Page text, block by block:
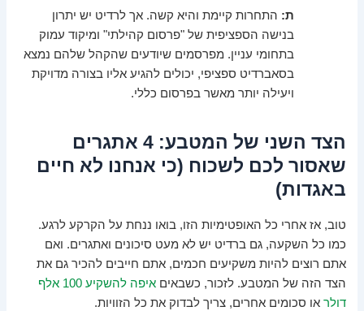
ת: התחרות קיימת והיא קשה. אך לרדיט יש יתרון
בנישה הספציפית של "פרסום קהילתי" ומיקוד עמוק
בתחומי עניין. מפרסמים שיודעים שהקהל שלהם נמצא
בסאברדיט ספציפי, יכולים להגיע אליו בצורה מדויקת
ויעילה יותר מאשר בפרסום כללי.
הצד השני של המטבע: 4 אתגרים
שאסור לכם לשכוח (כי אנחנו לא חיים
באגדות)
טוב, אז אחרי כל האופטימיות הזו, בואו ננחת על הקרקע לרגע.
כמו כל השקעה, גם ברדיט יש לא מעט סיכונים ואתגרים. ואם
אתם רוצים להיות משקיעים חכמים, אתם חייבים להכיר גם את
הצד הזה של המטבע. לזכור, כשבאים
איפה להשקיע 100 אלף
דולר או סכומים אחרים, צריך לבדוק את כל הזוויות.